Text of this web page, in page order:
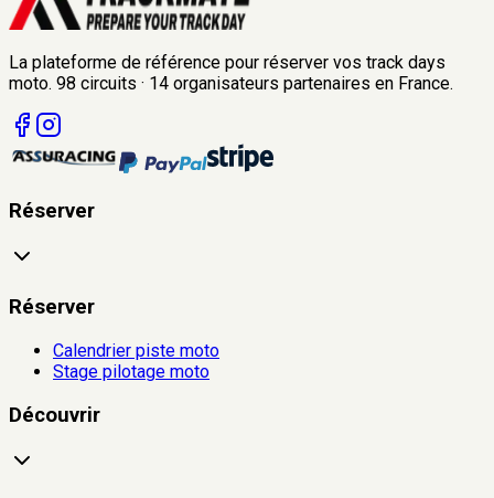
La plateforme de référence pour réserver vos track days
moto. 98 circuits · 14 organisateurs partenaires en France.
Réserver
Réserver
Calendrier piste moto
Stage pilotage moto
Découvrir